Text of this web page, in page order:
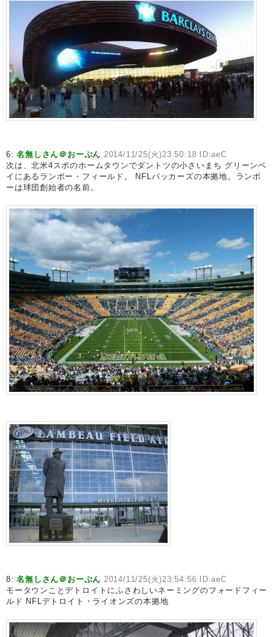
6:名無しさん＠おーぷん 2014/11/25(火)23:50:18 ID:aeC
次は、北米4スポのホームタウンでダントツの小さいまち グリーンベ
イにあるランボー・フィールド。 NFLパッカーズの本拠地。ランボ
ーは球団創始者の名前。
8:名無しさん＠おーぷん 2014/11/25(火)23:54:56 ID:aeC
モータウンことデトロイトにふさわしいネーミングのフォードフィー
ルド NFLデトロイト・ライオンズの本拠地